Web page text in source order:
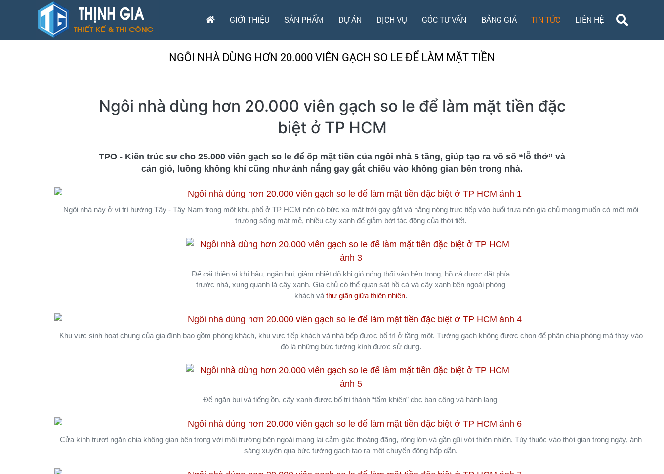
GIỚI THIỆU SẢN PHẨM DỰ ÁN DỊCH VỤ GÓC TƯ VẤN BẢNG GIÁ TIN TỨC LIÊN HỆ
NGÔI NHÀ DÙNG HƠN 20.000 VIÊN GẠCH SO LE ĐỂ LÀM MẶT TIỀN
Ngôi nhà dùng hơn 20.000 viên gạch so le để làm mặt tiền đặc
biệt ở TP HCM
TPO - Kiến trúc sư cho 25.000 viên gạch so le để ốp mặt tiền của ngôi nhà 5 tầng, giúp tạo ra vô số “lỗ thở” và
cản gió, luồng không khí cũng như ánh nắng gay gắt chiếu vào không gian bên trong nhà.
Ngôi nhà này ở vị trí hướng Tây - Tây Nam trong một khu phố ở TP HCM nên có bức xạ mặt trời gay gắt và nắng nóng trực tiếp vào buổi trưa nên gia chủ mong muốn có một môi
trường sống mát mẻ, nhiều cây xanh để giảm bớt tác động của thời tiết.
Để cải thiện vi khí hậu, ngăn bụi, giảm nhiệt độ khi gió nóng thổi vào bên trong, hồ cá được đặt phía
trước nhà, xung quanh là cây xanh. Gia chủ có thể quan sát hồ cá và cây xanh bên ngoài phòng
khách và thư giãn giữa thiên nhiên.
Khu vực sinh hoạt chung của gia đình bao gồm phòng khách, khu vực tiếp khách và nhà bếp được bố trí ở tầng một. Tường gạch không được chọn để phân chia phòng mà thay vào
đó là những bức tường kính được sử dụng.
Để ngăn bụi và tiếng ồn, cây xanh được bố trí thành “tấm khiên” dọc ban công và hành lang.
Cửa kính trượt ngăn chia không gian bên trong với môi trường bên ngoài mang lại cảm giác thoáng đãng, rộng lớn và gần gũi với thiên nhiên. Tùy thuộc vào thời gian trong ngày, ánh
sáng xuyên qua bức tường gạch tạo ra một chuyển động hấp dẫn.